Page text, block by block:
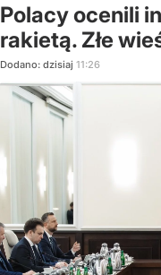
Polacy ocenili
rakietą. Złe
Dodano: dzisiaj 11:26